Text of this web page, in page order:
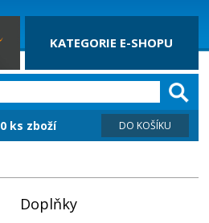
KATEGORIE E-SHOPU
0 ks zboží DO KOŠÍKU
Doplňky